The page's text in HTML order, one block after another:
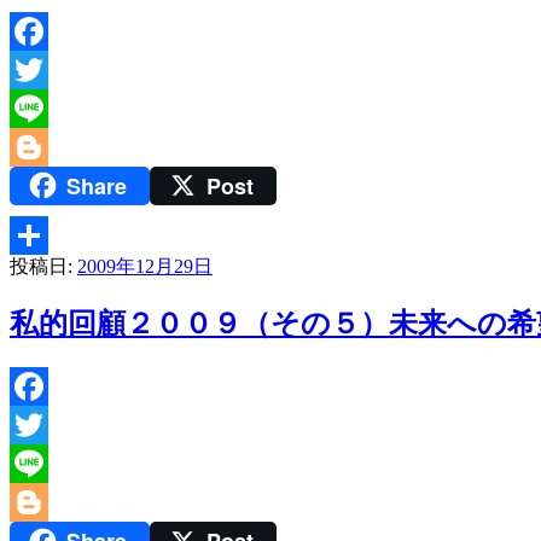
Facebook
Twitter
Line
BloggerShare Post
共
有
投稿日: 2009年12月29日
私的回顧２００９（その５）未来への
Facebook
Twitter
Line